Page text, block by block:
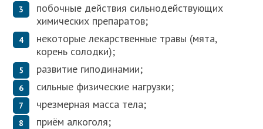
побочные действия сильнодействующих
химических препаратов;
некоторые лекарственные травы (мята,
корень солодки);
развитие гиподинамии;
сильные физические нагрузки;
чрезмерная масса тела;
приём алкоголя;